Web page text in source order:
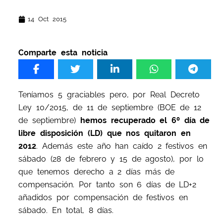
14 Oct 2015
Comparte esta noticia
Teníamos 5 graciables pero, por Real Decreto
Ley 10/2015, de 11 de septiembre (BOE de 12
de septiembre) hemos recuperado el 6º día de
libre disposición (LD) que nos quitaron en
2012. Además este año han caído 2 festivos en
sábado (28 de febrero y 15 de agosto), por lo
que tenemos derecho a 2 días más de
compensación. Por tanto son 6 días de LD+2
añadidos por compensación de festivos en
sábado. En total, 8 días.